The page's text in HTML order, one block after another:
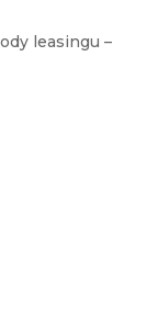
leasingu –